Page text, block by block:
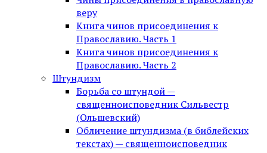
веру
Книга чинов присоединения к
Православию. Часть 1
Книга чинов присоединения к
Православию. Часть 2
Штундизм
Борьба со штундой —
священноисповедник Сильвестр
(Ольшевский)
Обличение штундизма (в библейских
текстах) — священноисповедник